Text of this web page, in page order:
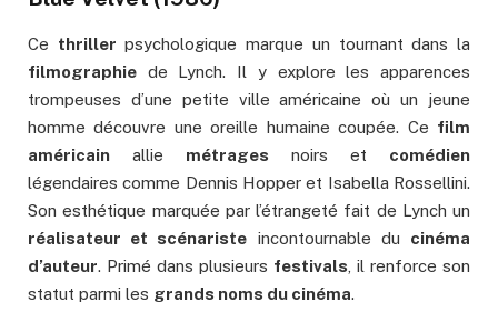
Ce thriller psychologique marque un tournant dans la
filmographie de Lynch. Il y explore les apparences
trompeuses d’une petite ville américaine où un jeune
homme découvre une oreille humaine coupée. Ce film
américain allie métrages noirs et comédien
légendaires comme Dennis Hopper et Isabella Rossellini.
Son esthétique marquée par l’étrangeté fait de Lynch un
réalisateur et scénariste incontournable du cinéma
d’auteur. Primé dans plusieurs festivals , il renforce son
statut parmi les grands noms du cinéma.